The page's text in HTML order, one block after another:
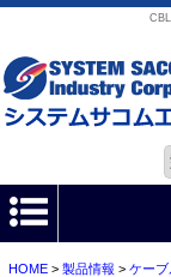
HOME> 製品情報 > ケーブ